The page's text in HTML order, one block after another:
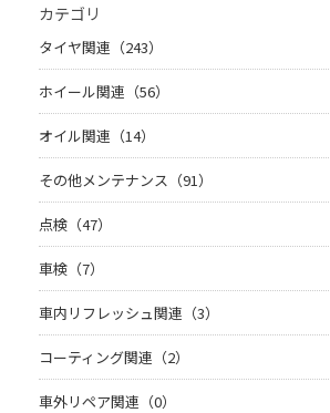
カテゴリ
タイヤ関連（243）
ホイール関連（56）
オイル関連（14）
その他メンテナンス（91）
点検（47）
車検（7）
車内リフレッシュ関連（3）
コーティング関連（2）
車外リペア関連（0）